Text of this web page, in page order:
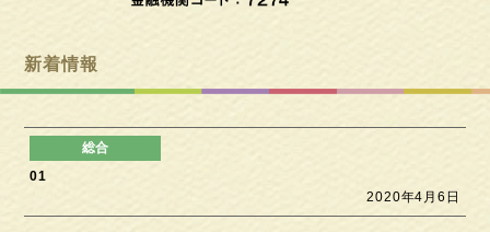
新着情報
01
2020年4月6日